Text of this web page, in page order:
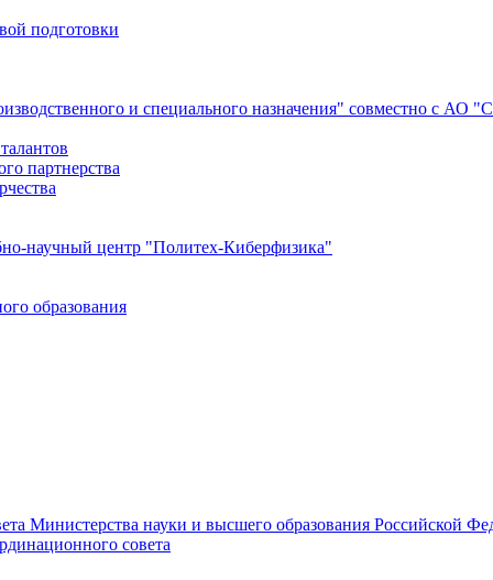
подготовки
и специального назначения" совместно с
партнерства
научный центр "Политех-Киберфизика"
образования
Министерства науки и высшего образования Российской
совета